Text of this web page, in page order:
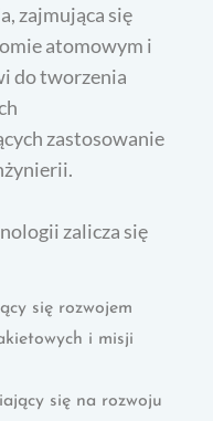
zajmująca się
atomowym i
do tworzenia
zastosowanie
zalicza się
się rozwojem
i misji
się na rozwoju